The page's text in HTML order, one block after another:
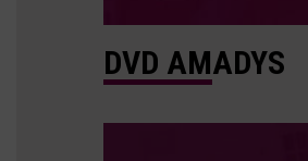
DVD AMADYS